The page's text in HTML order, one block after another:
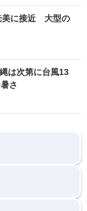
美に接近 大型の
は次第に台風13
さ